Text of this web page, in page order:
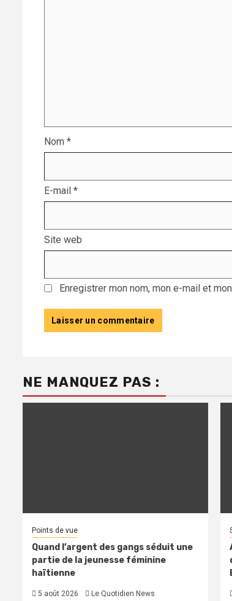
Nom *
E-mail *
Site web
Enregistrer mon nom, mon e-mail et
NE MANQUEZ PAS :
Points de vue
Quand l’argent des gangs séduit une
partie de la jeunesse féminine
haïtienne
5 août 2026 Le Quotidien News